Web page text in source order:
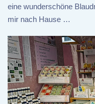
eine wunderschöne
mir nach Hause …